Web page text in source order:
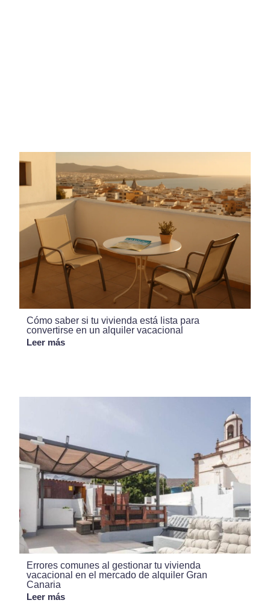
Cómo saber si tu vivienda está lista para
convertirse en un alquiler vacacional
Leer más
Errores comunes al gestionar tu vivienda
vacacional en el mercado de alquiler Gran
Canaria
Leer más